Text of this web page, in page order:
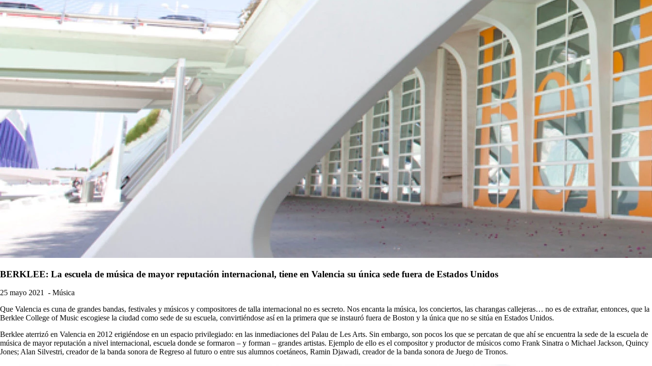
BERKLEE: La escuela de música de mayor reputación internacional, tiene en Valencia su única sede fuera de Estados Unidos
25 mayo 2021 - Música
Que Valencia es cuna de grandes bandas, festivales y músicos y compositores de talla internacional no es secreto. Nos encanta la música, los conciertos, las charangas callejeras… no es de extrañar, entonces, que la
Berklee College of Music escogiese la ciudad como sede de su escuela, convirtiéndose así en la primera que se instauró fuera de Boston y la única que no se sitúa en Estados Unidos.
Berklee aterrizó en Valencia en 2012 erigiéndose en un espacio privilegiado: en las inmediaciones del Palau de Les Arts. Sin embargo, son pocos los que se percatan de que ahí se encuentra la sede de la escuela de
música de mayor reputación a nivel internacional, escuela donde se formaron – y forman – grandes artistas. Ejemplo de ello es el compositor y productor de músicos como Frank Sinatra o Michael Jackson, Quincy
Jones; Alan Silvestri, creador de la banda sonora de Regreso al futuro o entre sus alumnos coetáneos, Ramin Djawadi, creador de la banda sonora de Juego de Tronos.